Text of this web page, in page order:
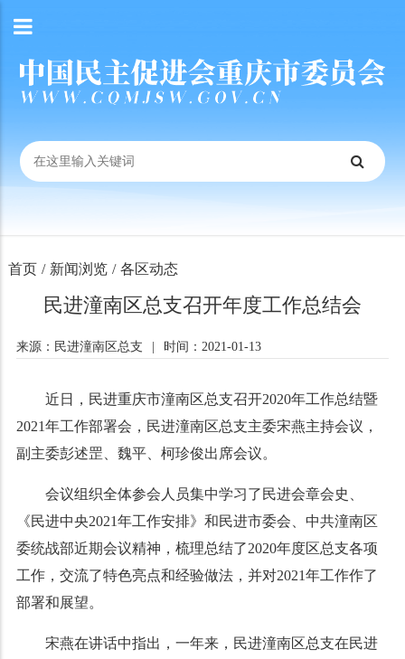
首页 / 新闻浏览 / 各区动态
民进潼南区总支召开年度工作总结会
来源：民进潼南区总支 时间：2021-01-13
近日，民进重庆市潼南区总支召开2020年工作总结暨
2021年工作部署会，民进潼南区总支主委宋燕主持会议，
副主委彭述罡、魏平、柯珍俊出席会议。
会议组织全体参会人员集中学习了民进会章会史、
《民进中央2021年工作安排》和民进市委会、中共潼南区
委统战部近期会议精神，梳理总结了2020年度区总支各项
工作，交流了特色亮点和经验做法，并对2021年工作作了
部署和展望。
宋燕在讲话中指出，一年来，民进潼南区总支在民进